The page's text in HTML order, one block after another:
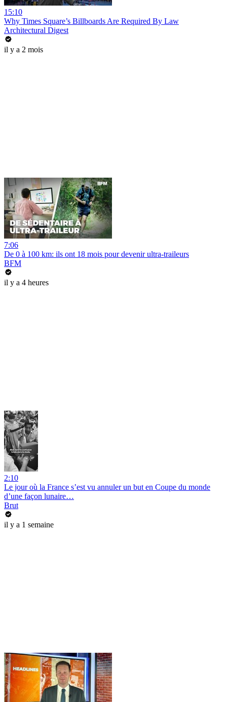
15:10
Why Times Square’s Billboards Are Required By Law
Architectural Digest
il y a 2 mois
7:06
De 0 à 100 km: ils ont 18 mois pour devenir ultra-traileurs
BFM
il y a 4 heures
2:10
Le jour où la France s’est vu annuler un but en Coupe du monde
d’une façon lunaire…
Brut
il y a 1 semaine